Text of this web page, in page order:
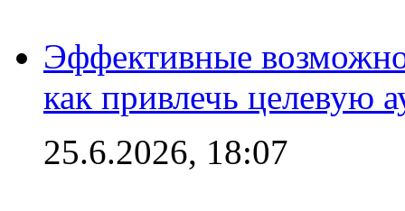
Эффективные
как привлечь целевую
25.6.2026, 18:07